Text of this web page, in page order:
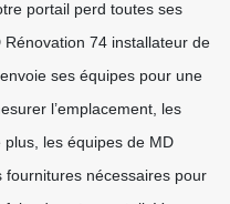
portail perd toutes ses
74 installateur de
ses équipes pour une
l’emplacement, les
les équipes de MD
fournitures nécessaires pour